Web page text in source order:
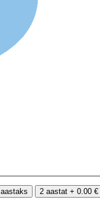
2 aastat + 0.00 €